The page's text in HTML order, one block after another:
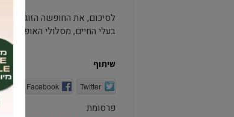
לסיכום, את החופשה הזוגיות
בעלי החיים, מסלולי האופניים
שיתוף
Twitter
Facebook
פרסומת